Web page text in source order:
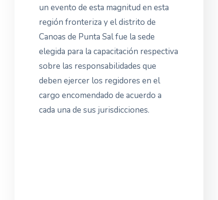
un evento de esta magnitud en esta
región fronteriza y el distrito de
Canoas de Punta Sal fue la sede
elegida para la capacitación respectiva
sobre las responsabilidades que
deben ejercer los regidores en el
cargo encomendado de acuerdo a
cada una de sus jurisdicciones.